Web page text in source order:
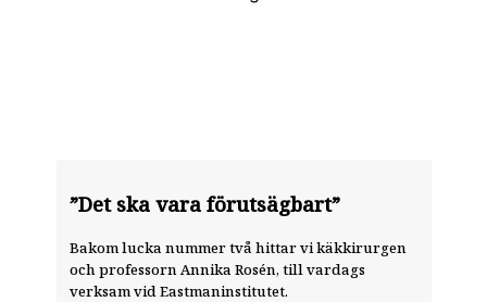
”Det ska vara förutsägbart”
Bakom lucka nummer två hittar vi käkkirurgen
och professorn Annika Rosén, till vardags
verksam vid Eastmaninstitutet.